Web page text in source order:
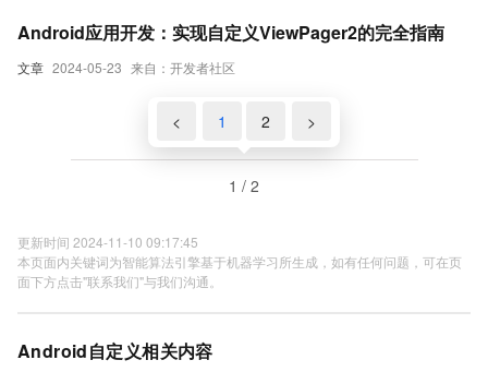
文章 2024-05-23 来自：开发者社区
Android应用开发：实现自定义ViewPager2的完全指南
< 1 2 >
1 / 2
更新时间 2024-11-10 09:17:45
本页面内关键词为智能算法引擎基于机器学习所生成，如有任何问题，可在页
面下方点击"联系我们"与我们沟通。
Android自定义相关内容